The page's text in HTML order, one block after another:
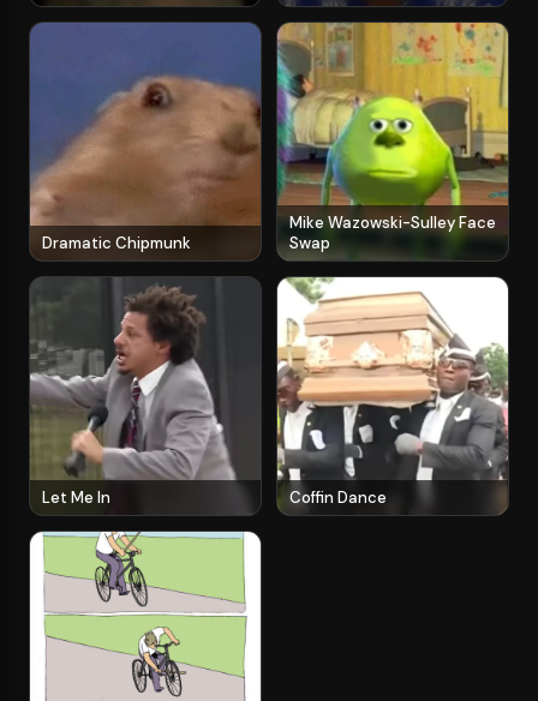
Dramatic Chipmunk
Mike Wazowski-Sulley Face
Swap
Let Me In Coffin Dance